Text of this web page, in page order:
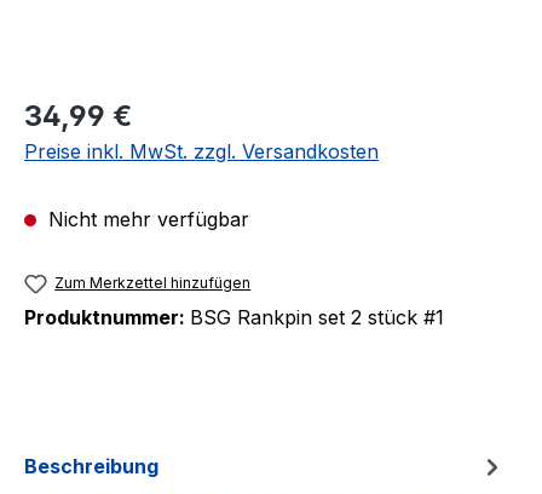
Regulärer Preis:
34,99 €
Preise inkl. MwSt. zzgl. Versandkosten
Nicht mehr verfügbar
Zum Merkzettel hinzufügen
Produktnummer: BSG Rankpin set 2 stück #1
Beschreibung